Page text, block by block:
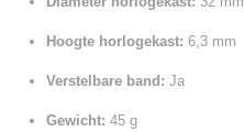
Hoogte horlogekast: 6,3 mm
Verstelbare band: Ja
Gewicht: 45 g